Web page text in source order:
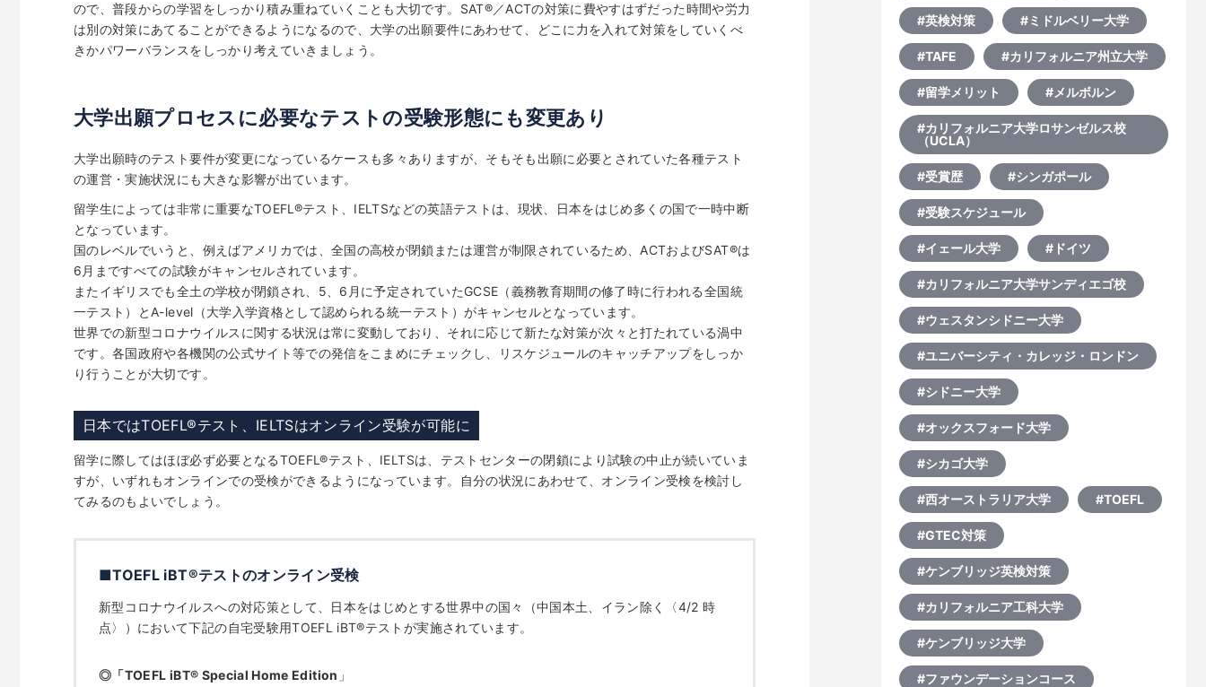
ので、普段からの学習をしっかり積み重ねていくことも大切です。SAT®／ACTの対策に費やすはずだった時間や労力
は別の対策にあてることができるようになるので、大学の出願要件にあわせて、どこに力を入れて対策をしていくべ
きかパワーバランスをしっかり考えていきましょう。
大学出願プロセスに必要なテストの受験形態にも変更あり
大学出願時のテスト要件が変更になっているケースも多々ありますが、そもそも出願に必要とされていた各種テスト
の運営・実施状況にも大きな影響が出ています。
留学生によっては非常に重要なTOEFL ®テスト、IELTSなどの英語テストは、現状、日本をはじめ多くの国で一時中断
となっています。
国のレベルでいうと、例えばアメリカでは、全国の高校が閉鎖または運営が制限されているため、ACTおよびSAT®は
6月まですべての試験がキャンセルされています。
またイギリスでも全土の学校が閉鎖され、5、6月に予定されていたGCSE（義務教育期間の修了時に行われる全国統
一テスト）とA-level（大学入学資格として認められる統一テスト）がキャンセルとなっています。
世界での新型コロナウイルスに関する状況は常に変動しており、それに応じて新たな対策が次々と打たれている渦中
です。各国政府や各機関の公式サイト等での発信をこまめにチェックし、リスケジュールのキャッチアップをしっか
り行うことが大切です。
日本ではTOEFL®テスト、IELTSはオンライン受験が可能に
留学に際してはほぼ必ず必要となるTOEFL®テスト、IELTSは、テストセンターの閉鎖により試験の中止が続いていま
すが、いずれもオンラインでの受検ができるようになっています。自分の状況にあわせて、オンライン受検を検討し
てみるのもよいでしょう。
■TOEFL iBT®テストのオンライン受検
新型コロナウイルスへの対応策として、日本をはじめとする世界中の国々（中国本土、イラン除く〈4/2 時
点〉）において下記の自宅受験用TOEFL iBT®テストが実施されています。
◎「TOEFL iBT® Special Home Edition 」
#英検対策 #ミドルベリー大学
#TAFE #カリフォルニア州立大学
#留学メリット #メルボルン
#カリフォルニア大学ロサンゼルス校
（UCLA）
#受賞歴 #シンガポール
#受験スケジュール
#イェール大学 #ドイツ
#カリフォルニア大学サンディエゴ校
#ウェスタンシドニー大学
#ユニバーシティ・カレッジ・ロンドン
#シドニー大学
#オックスフォード大学
#シカゴ大学
#西オーストラリア大学 #TOEFL
#GTEC対策
#ケンブリッジ英検対策
#カリフォルニア工科大学
#ケンブリッジ大学
#ファウンデーションコース